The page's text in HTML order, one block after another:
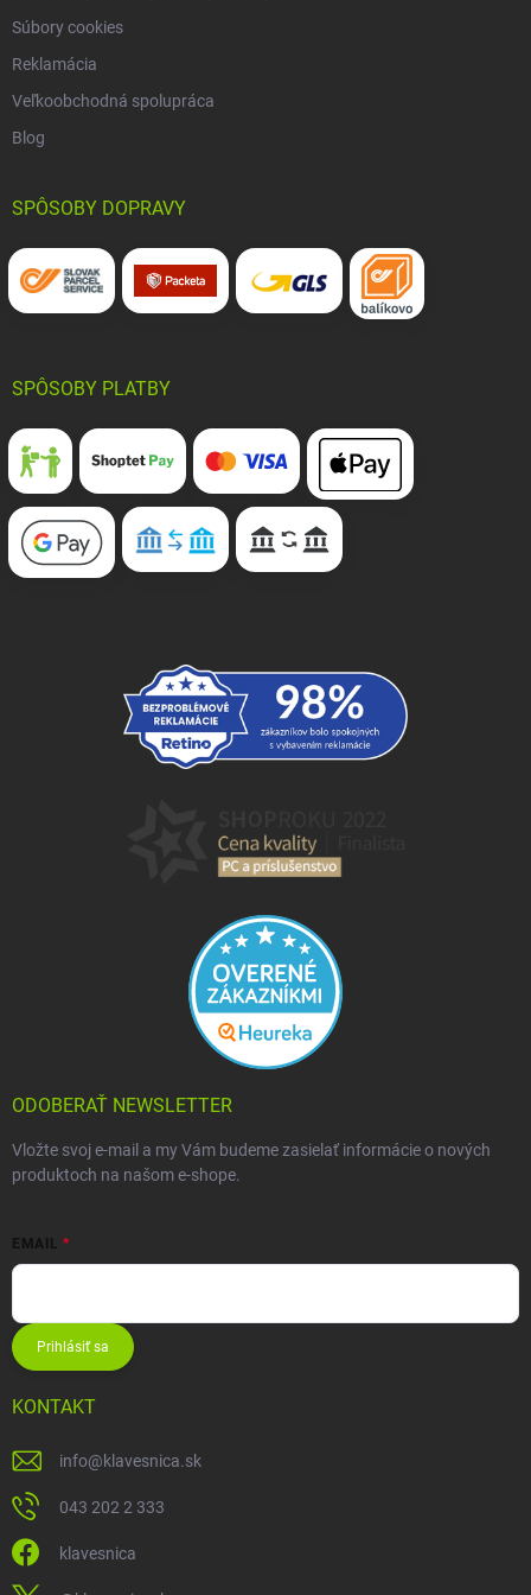
Súbory cookies
Reklamácia
Veľkoobchodná spolupráca
Blog
SPÔSOBY DOPRAVY
SPÔSOBY PLATBY
ODOBERAŤ NEWSLETTER
Vložte svoj e-mail a my Vám budeme zasielať informácie o nových
produktoch na našom e-shope.
EMAIL
Prihlásiť sa
KONTAKT
info@klavesnica.sk
043 202 2 333
klavesnica